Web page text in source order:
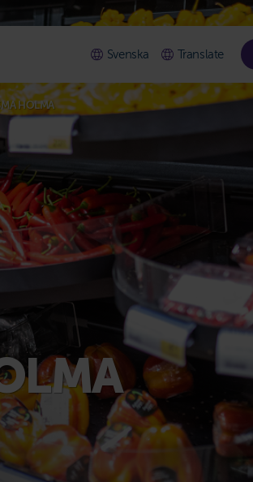
Svenska Translate
HOLMA